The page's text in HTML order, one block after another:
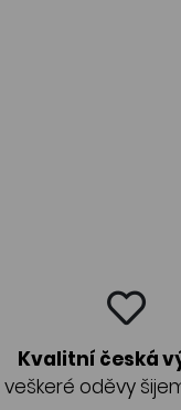
Kvalitní česká
veškeré oděvy